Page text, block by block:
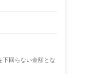
回らない金額とな